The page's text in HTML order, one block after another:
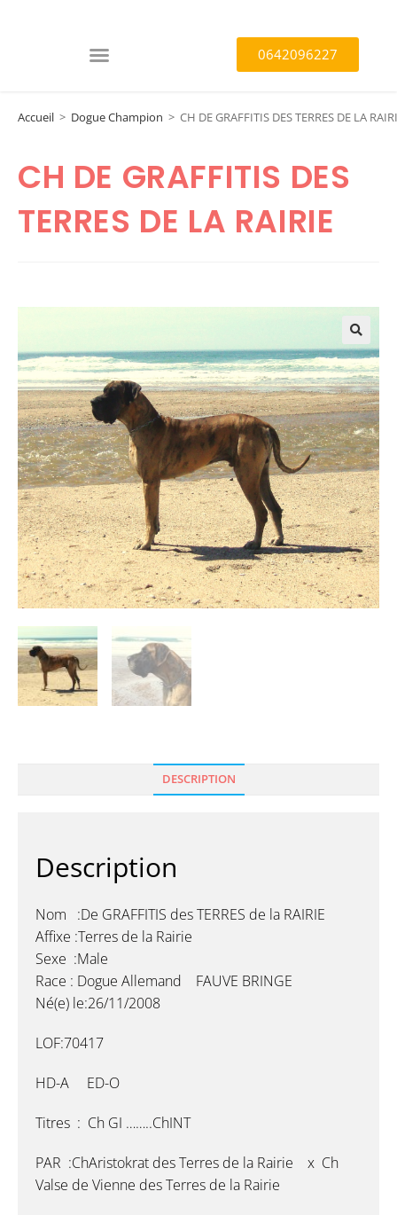
0642096227
Accueil > Dogue Champion > CH DE GRAFFITIS DES TERRES DE LA
CH DE GRAFFITIS DES
TERRES DE LA RAIRIE
🔍
DESCRIPTION
Description
Nom :De GRAFFITIS des TERRES de la RAIRIE
Affixe :Terres de la Rairie
Sexe :Male
Race : Dogue Allemand FAUVE BRINGE
Né(e) le:26/11/2008
LOF:70417
HD-A ED-O
Titres : Ch GI ……..ChINT
PAR :ChAristokrat des Terres de la Rairie x Ch
Valse de Vienne des Terres de la Rairie